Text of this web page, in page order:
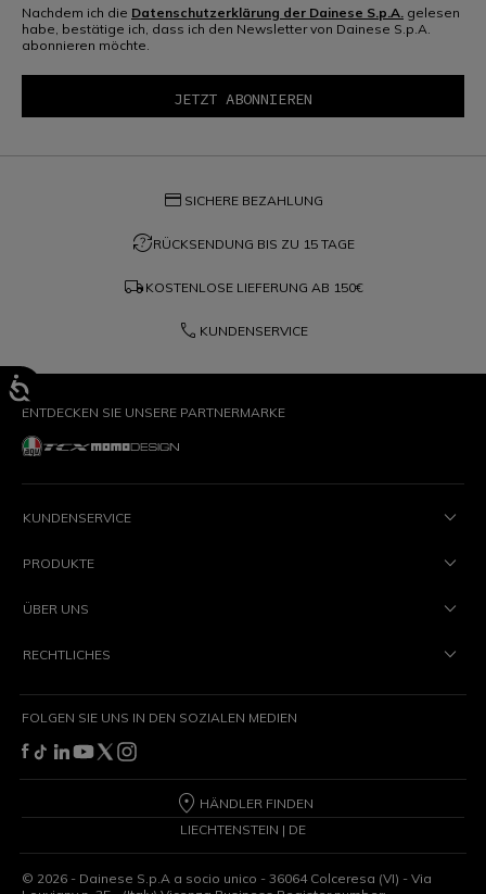
Nachdem ich die Datenschutzerklärung der Dainese S.p.A. gelesen
habe, bestätige ich, dass ich den Newsletter von Dainese S.p.A.
abonnieren möchte.
credit_card SICHERE BEZAHLUNG
question_exchangeRÜCKSENDUNG BIS ZU 15 TAGE
local_shipping KOSTENLOSE LIEFERUNG AB 150€
phone KUNDENSERVICE
ENTDECKEN SIE UNSERE PARTNERMARKE
KUNDENSERVICE
PRODUKTE
ÜBER UNS
RECHTLICHES
FOLGEN SIE UNS IN DEN SOZIALEN MEDIEN
HÄNDLER FINDEN
LIECHTENSTEIN | DE
© 2026 - Dainese S.p.A a socio unico - 36064 Colceresa (VI) - Via